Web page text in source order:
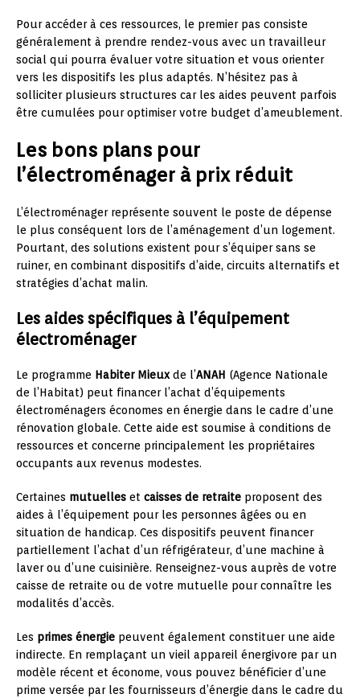
Pour accéder à ces ressources, le premier pas consiste
généralement à prendre rendez-vous avec un travailleur
social qui pourra évaluer votre situation et vous orienter
vers les dispositifs les plus adaptés. N’hésitez pas à
solliciter plusieurs structures car les aides peuvent parfois
être cumulées pour optimiser votre budget d’ameublement.
Les bons plans pour
l’électroménager à prix réduit
L’électroménager représente souvent le poste de dépense
le plus conséquent lors de l’aménagement d’un logement.
Pourtant, des solutions existent pour s’équiper sans se
ruiner, en combinant dispositifs d’aide, circuits alternatifs et
stratégies d’achat malin.
Les aides spécifiques à l’équipement
électroménager
Le programme Habiter Mieuxde l’ANAH (Agence Nationale
de l’Habitat) peut financer l’achat d’équipements
électroménagers économes en énergie dans le cadre d’une
rénovation globale. Cette aide est soumise à conditions de
ressources et concerne principalement les propriétaires
occupants aux revenus modestes.
Certaines mutuelles et caisses de retraite proposent des
aides à l’équipement pour les personnes âgées ou en
situation de handicap. Ces dispositifs peuvent financer
partiellement l’achat d’un réfrigérateur, d’une machine à
laver ou d’une cuisinière. Renseignez-vous auprès de votre
caisse de retraite ou de votre mutuelle pour connaître les
modalités d’accès.
Les primes énergie peuvent également constituer une aide
indirecte. En remplaçant un vieil appareil énergivore par un
modèle récent et économe, vous pouvez bénéficier d’une
prime versée par les fournisseurs d’énergie dans le cadre du